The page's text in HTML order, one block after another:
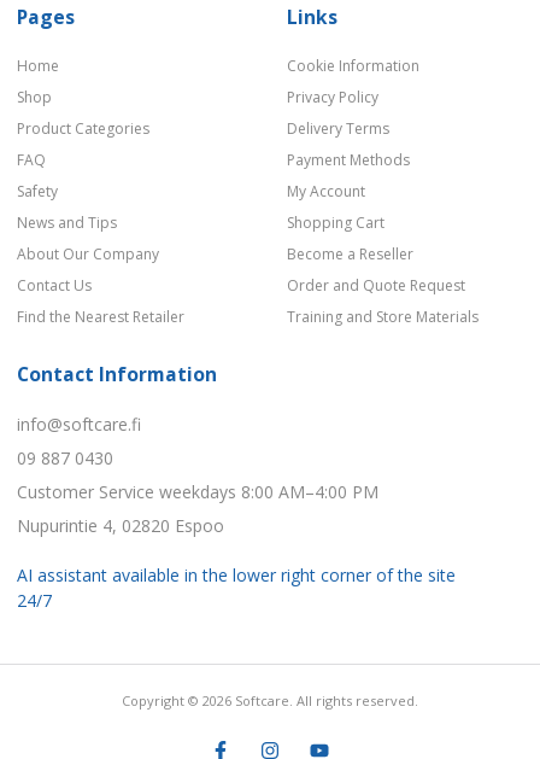
Pages
Home
Shop
Product Categories
FAQ
Safety
News and Tips
About Our Company
Contact Us
Find the Nearest Retailer
Links
Cookie Information
Privacy Policy
Delivery Terms
Payment Methods
My Account
Shopping Cart
Become a Reseller
Order and Quote Request
Training and Store Materials
Contact Information
info@softcare.fi
09 887 0430
Customer Service weekdays 8:00 AM–4:00 PM
Nupurintie 4, 02820 Espoo
AI assistant available in the lower right corner of the site
24/7
Copyright © 2026 Softcare. All rights reserved.